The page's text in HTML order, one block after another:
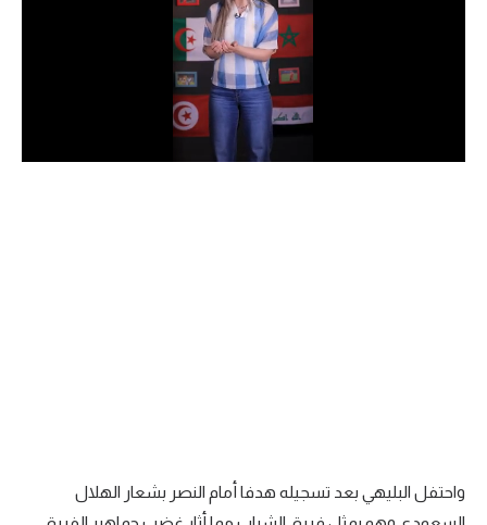
الدوري السعودي للمحترفين
واحتفل البليهي بعد تسجيله هدفا أمام النصر بشعار الهلال